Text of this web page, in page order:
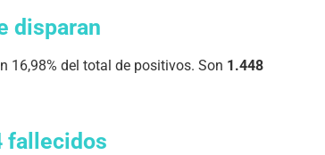
disparan
16,98% del total de positivos. Son 1.448
fallecidos